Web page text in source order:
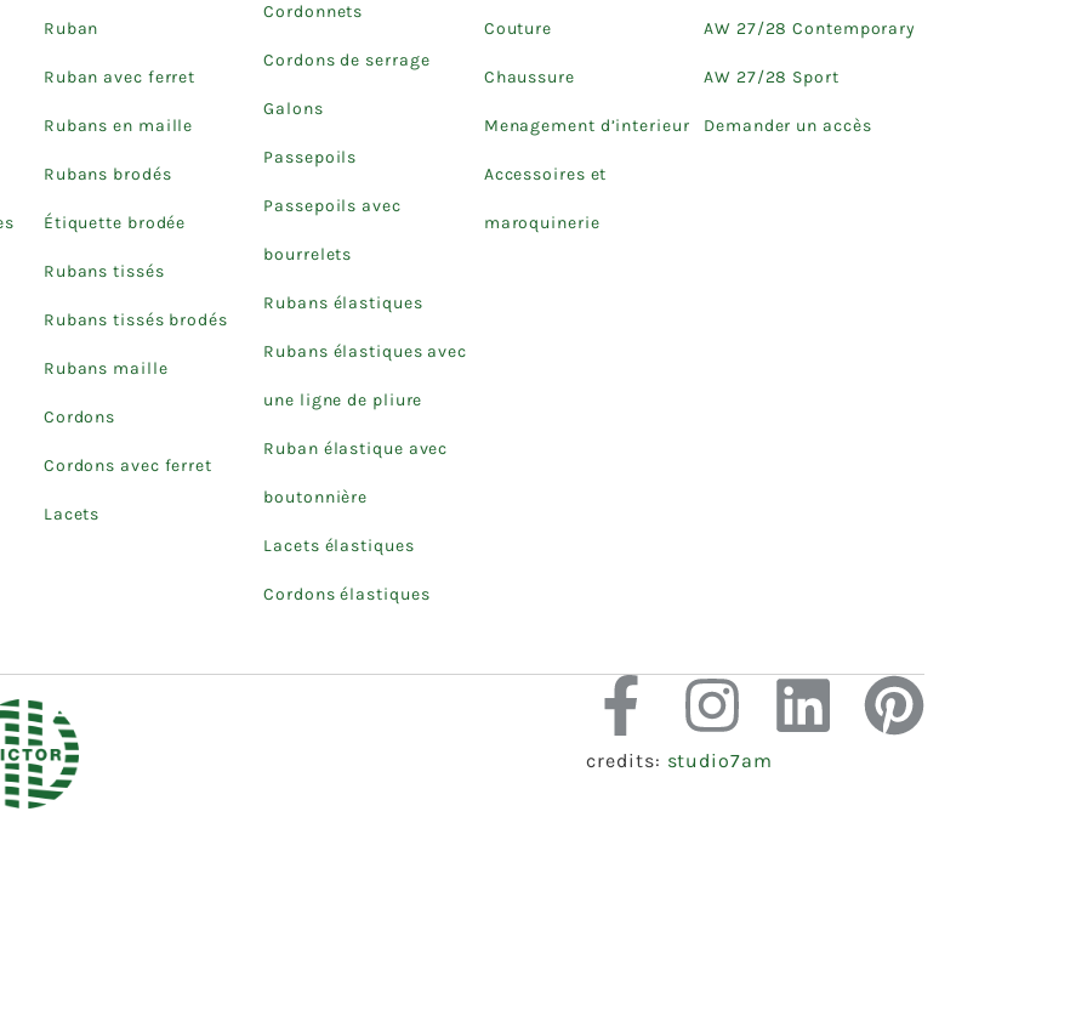
Ruban
Ruban avec ferret
Rubans en maille
Rubans brodés
Étiquette brodée
Rubans tissés
Rubans tissés brodés
Rubans maille
Cordons
Cordons avec ferret
Lacets
Cordonnets
Cordons de serrage
Galons
Passepoils
Passepoils avec
bourrelets
Rubans élastiques
Rubans élastiques avec
une ligne de pliure
Ruban élastique avec
boutonnière
Lacets élastiques
Cordons élastiques
Couture
Chaussure
Menagement d’interieur
Accessoires et
maroquinerie
AW 27/28 Contemporary
AW 27/28 Sport
Demander un accès
credits: studio7am